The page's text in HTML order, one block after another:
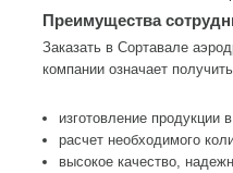
Преимущества
Заказать в Сортавале
компании означает
изготовление продукции
расчет необходимого
высокое качество,